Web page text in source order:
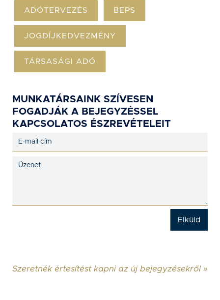
ADÓTERVEZÉS BEPS
JOGDÍJKEDVEZMÉNY
TÁRSASÁGI ADÓ
MUNKATÁRSAINK SZÍVESEN
FOGADJÁK A BEJEGYZÉSSEL
KAPCSOLATOS ÉSZREVÉTELEIT
Szeretnék értesítést kapni az új bejegyzésekről »